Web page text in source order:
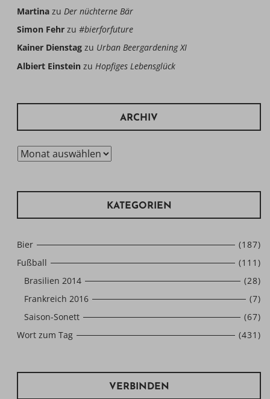
Martina zu Der nüchterne Bär
Simon Fehr zu #bierforfuture
Kainer Dienstag zu Urban Beergardening XI
Albiert Einstein zu Hopfiges Lebensglück
ARCHIV
Archiv
KATEGORIEN
Bier
(187)
Fußball
(111)
Brasilien 2014
(28)
Frankreich 2016
(7)
Saison-Sonett
(67)
Wort zum Tag
(431)
VERBINDEN